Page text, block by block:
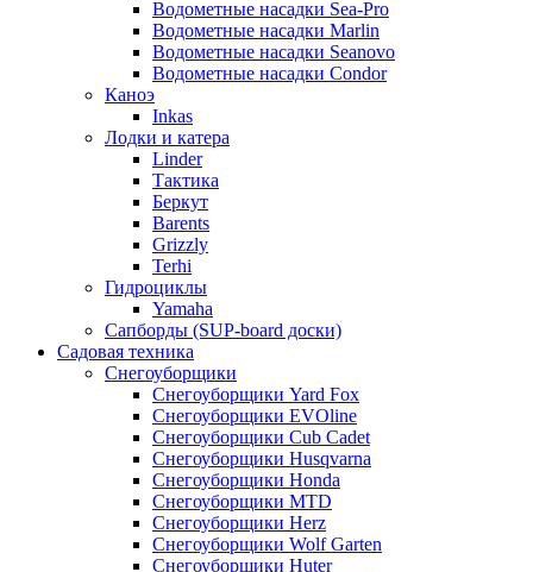
Водометные насадки Sea-Pro
Водометные насадки Marlin
Водометные насадки Seanovo
Водометные насадки Condor
Каноэ
Inkas
Лодки и катера
Linder
Тактика
Беркут
Barents
Grizzly
Terhi
Гидроциклы
Yamaha
Сапборды (SUP-board доски)
Садовая техника
Снегоуборщики
Снегоуборщики Yard Fox
Снегоуборщики EVOline
Снегоуборщики Cub Cadet
Снегоуборщики Husqvarna
Снегоуборщики Honda
Снегоуборщики MTD
Снегоуборщики Herz
Снегоуборщики Wolf Garten
Снегоуборщики Huter